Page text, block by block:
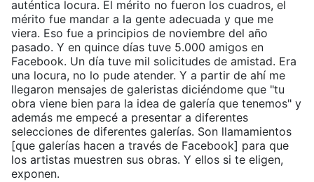
auténtica locura. El mérito no fueron los cuadros, el
mérito fue mandar a la gente adecuada y que me
viera. Eso fue a principios de noviembre del año
pasado. Y en quince días tuve 5.000 amigos en
Facebook. Un día tuve mil solicitudes de amistad. Era
una locura, no lo pude atender. Y a partir de ahí me
llegaron mensajes de galeristas diciéndome que "tu
obra viene bien para la idea de galería que tenemos" y
además me empecé a presentar a diferentes
selecciones de diferentes galerías. Son llamamientos
[que galerías hacen a través de Facebook] para que
los artistas muestren sus obras. Y ellos si te eligen,
exponen.